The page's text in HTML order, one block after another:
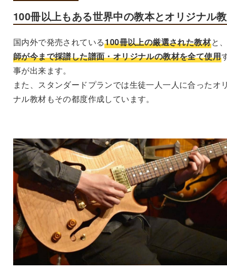
100冊以上もある世界中の教本とオリジナル
国内外で発売されている100冊以上の厳選された教材と
師が今まで採譜した譜面・オリジナルの教材を全て使用
事が出来ます。
また、スタンダードプランでは生徒一人一人に合ったオ
ナル教材もその都度作成しています。